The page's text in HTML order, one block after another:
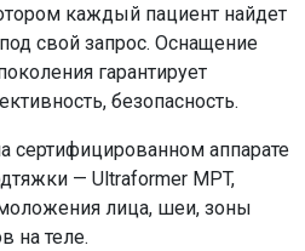
каждый пациент найдет
свой запрос. Оснащение
гарантирует
безопасность.
сертифицированном аппарате
— Ultraformer MPT,
лица, шеи, зоны
на теле.